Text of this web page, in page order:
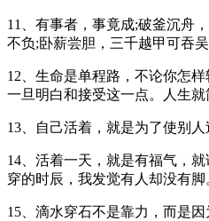
11、有事者，事竟成;破釜沉舟
不负;卧薪尝胆，三千越甲可吞吴
12、生命是单程路，不论你怎
一旦明白和接受这一点。人生就
13、自己活着，就是为了使别
14、活着一天，就是有福气，
穿的时辰，我发觉有人却没有脚
15、滴水穿石不是靠力，而是